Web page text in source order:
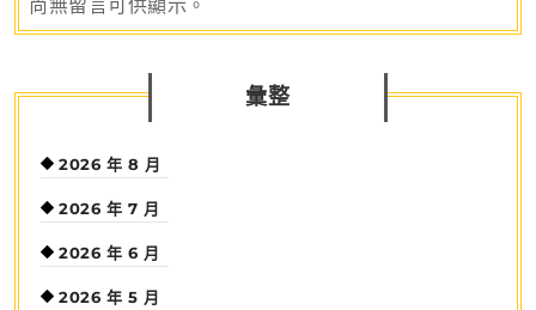
尚無留言可供顯示。
彙整
2026 年 8 月
2026 年 7 月
2026 年 6 月
2026 年 5 月